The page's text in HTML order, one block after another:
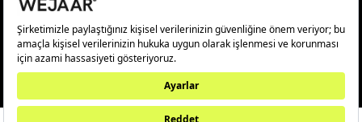
© 2025 wejaar.com.tr. tüm hakları saklıdır.